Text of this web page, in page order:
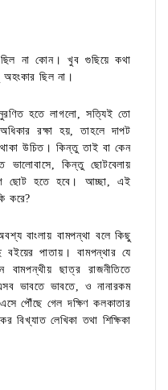
না কোন। খুব গুছিয়ে কথা
ছিল না।
হতে লাগলো, সত্যিই তো
রক্ষা হয়, তাহলে দাপট
উচিত। কিন্তু তাই বা কেন
কিন্তু ছোটবেলায়
ছোট হতে হবে। আচ্ছা, এই
করে?
বাংলায় বামপন্থা বলে কিছু
পাতায়। বামপন্থার যে
ছাত্র রাজনীতিতে
ভাবতে ভাবতে, ও নানারকম
পৌঁছে গেল দক্ষিণ কলকাতার
বিখ্যাত লেখিকা তথা শিক্ষিকা